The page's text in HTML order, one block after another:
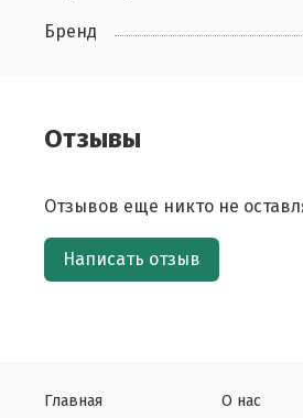
Бренд
Отзывы
Отзывов еще никто не
Написать отзыв
Главная
О нас